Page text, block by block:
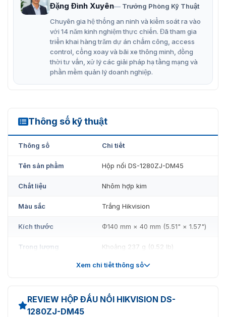
Đặng Đình Xuyên
Trưởng Phòng Kỹ Thuật
Chuyên gia hệ thống an ninh và kiểm soát ra vào
với 14 năm kinh nghiệm thực chiến. Đã tham gia
triển khai hàng trăm dự án chấm công, access
control, cổng xoay và bãi xe thông minh, đồng
thời tư vấn, xử lý các giải pháp hạ tầng mạng và
phần mềm quản lý doanh nghiệp.
Thông số kỹ thuật
DS-1280ZJ-DM45
Thông số Chi tiết
Tên sản phẩm Hộp nối DS-1280ZJ-DM45
Chất liệu Nhôm hợp kim
Màu sắc Trắng Hikvision
Kích thước Φ140 mm × 40 mm (5.51" × 1.57")
Trọng lượng Khoảng 237 g (0.52 lb)
Lắp đặt camera giám sát
Xem chi tiết thông số
REVIEW HỘP ĐẤU NỐI HIKVISION DS-
1280ZJ-DM45